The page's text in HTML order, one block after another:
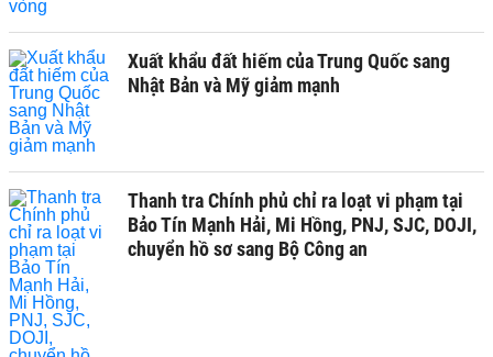
Xuất khẩu đất hiếm của Trung Quốc sang
Nhật Bản và Mỹ giảm mạnh
Thanh tra Chính phủ chỉ ra loạt vi phạm tại
Bảo Tín Mạnh Hải, Mi Hồng, PNJ, SJC, DOJI,
chuyển hồ sơ sang Bộ Công an